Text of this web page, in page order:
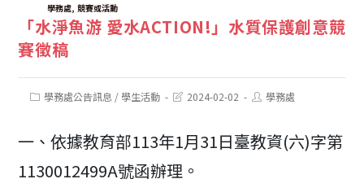
TAGS:學務處, 競賽或活動
「水淨魚游 愛水ACTION!」水質保護創意競
賽徵稿
Post學務處公告訊息 / 學生活動
Post2024-02-02
Post學務處
一、依據教育部113年1月31日臺教資(六)字第
1130012499A號函辦理。